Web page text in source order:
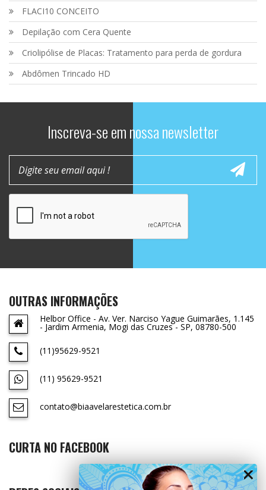
FLACI10 CONCEITO
Depilação com Cera Quente
Criolipólise de Placas: Tratamento para perda de gordura
Abdômen Trincado HD
Inscreva-se em nossa newsletter
OUTRAS INFORMAÇÕES
Helbor Office - Av. Ver. Narciso Yague Guimarães, 1.145
- Jardim Armenia, Mogi das Cruzes - SP, 08780-500
(11)95629-9521
(11) 95629-9521
contato@biaavelarestetica.com.br
CURTA NO FACEBOOK